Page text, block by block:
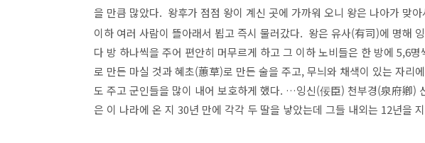
을 만큼 많았다. 왕후가 점점 왕이 계신 곳에 가까워 오니 왕은 나아가 맞
이하 여러 사람이 뜰아래서 뵙고 즉시 물러갔다. 왕은 유사(有司)에 명해
다 방 하나씩을 주어 편안히 머무르게 하고 그 이하 노비들은 한 방에 5,6
로 만든 마실 것과 혜초(蕙草)로 만든 술을 주고, 무늬와 채색이 있는 자리
도 주고 군인들을 많이 내어 보호하게 했다. …잉신(佞臣) 천부경(泉府卿)
은 이 나라에 온 지 30년 만에 각각 두 딸을 낳았는데 그들 내외는 12년을